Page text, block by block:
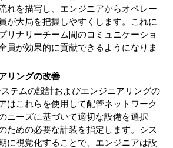
れを描写し、エンジニアからオペレー
が大局を把握しやすくします。これに
リナリーチーム間のコミュニケーショ
員が効果的に貢献できるようになりま
リングの改善
テムの設計およびエンジニアリングの
はこれらを使用して配管ネットワーク
ニーズに基づいて適切な設備を選択
ための必要な計装を指定します。シス
に視覚化することで、エンジニアは設